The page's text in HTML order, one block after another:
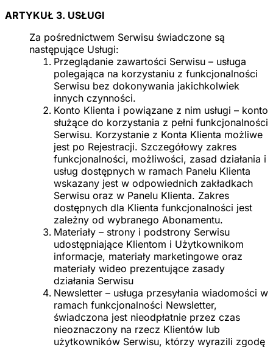
ARTYKUŁ 3. USŁUGI
Za pośrednictwem Serwisu świadczone są
następujące Usługi:
Przeglądanie zawartości Serwisu – usługa
polegająca na korzystaniu z funkcjonalności
Serwisu bez dokonywania jakichkolwiek
innych czynności.
Konto Klienta i powiązane z nim usługi – konto
służące do korzystania z pełni funkcjonalności
Serwisu. Korzystanie z Konta Klienta możliwe
jest po Rejestracji. Szczegółowy zakres
funkcjonalności, możliwości, zasad działania i
usług dostępnych w ramach Panelu Klienta
wskazany jest w odpowiednich zakładkach
Serwisu oraz w Panelu Klienta. Zakres
dostępnych dla Klienta funkcjonalności jest
zależny od wybranego Abonamentu.
Materiały – strony i podstrony Serwisu
udostępniające Klientom i Użytkownikom
informacje, materiały marketingowe oraz
materiały wideo prezentujące zasady
działania Serwisu
Newsletter – usługa przesyłania wiadomości w
ramach funkcjonalności Newsletter,
świadczona jest nieodpłatnie przez czas
nieoznaczony na rzecz Klientów lub
użytkowników Serwisu, którzy wyrazili zgodę